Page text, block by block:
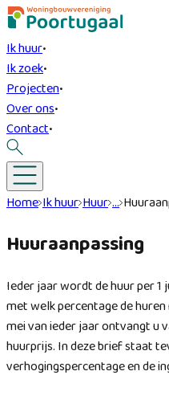
Ik huur•
Ik zoek•
Projecten•
Over ons•
Contact•
Home Ik huur Huur …
Huuraanpassing
Ieder jaar wordt de huur per 1
met welk percentage de
mei van ieder jaar ontvangt u
huurprijs. In deze brief staat
verhogingspercentage en de